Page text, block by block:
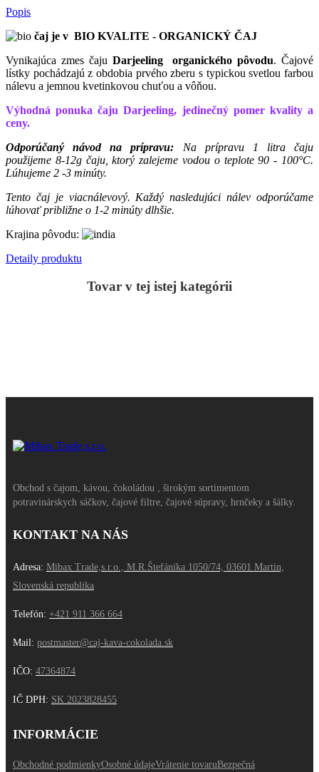
Popis
čaj je v BIO KVALITE - ORGANICKÝ ČAJ
Vynikajúca zmes čaju Darjeeling organického pôvodu. Čajové
lístky pochádzajú z obdobia prvého zberu s typickou svetlou farbou
nálevu a jemnou kvetinkovou chuťou a vôňou.
Výhodná ponuka čaju Darjeeling, jedinečný pomer kvality a
ceny.
Odporúčaný návod na prípravu:
Na prípravu 1 litra čaju
použijeme 8-12g čaju, ktorý zalejeme vodou o teplote 90 - 100°C.
Lúhujeme 2 -3 minúty.
Tento čaj je viacnálevový. Každý nasledujúci nálev odporúčame
lúhovať približne o 1-2 minúty dlhšie.
Krajina pôvodu:
Detaily produktu
Tovar v tej istej kategórii
Obchod s čajom, kávou, čokoládou , širokým sortimentom
potravinárskych sáčkov, čajové filtre, čajové súpravy, hrnčeky a šálky.
KONTAKT NA NÁS
Adresa: Mibax Trade,s.r.o., M.R.Štefánika 1050/74, 03601 Martin,
Slovenská republika
Telefón: +421 911 366 664
Mail: postmaster@caj-kava-cokolada.sk
IČO: 47364874
IČ DPH: SK 2023828455
INFORMÁCIE
Obchodné podmienkyOsobné údajeVrátenie tovaruBezpečná